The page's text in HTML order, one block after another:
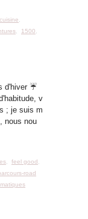
1500
d'hiver ☔
v
; je suis m
nous nou
,feel good
road